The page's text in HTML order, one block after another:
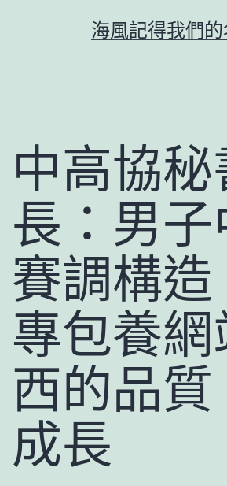
海風記得我們
中高協秘
長：男子
賽調構造
專包養網
西的品質
成長